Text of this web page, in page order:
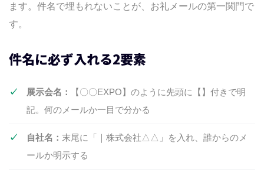
ます。件名で埋もれないことが、お礼メールの第一関門で
す。
件名に必ず入れる2要素
展示会名：
【〇〇EXPO】のように先頭に【】付きで明
記。何のメールか一目で分かる
自社名： 末尾に「｜株式会社△△」を入れ、誰からのメ
ールか明示する